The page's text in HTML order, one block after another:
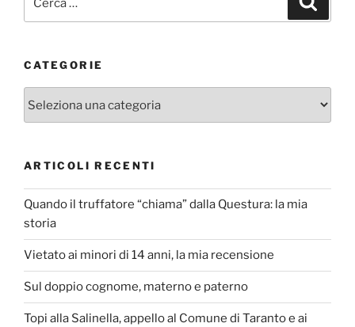
CATEGORIE
ARTICOLI RECENTI
Quando il truffatore “chiama” dalla Questura: la mia
storia
Vietato ai minori di 14 anni, la mia recensione
Sul doppio cognome, materno e paterno
Topi alla Salinella, appello al Comune di Taranto e ai